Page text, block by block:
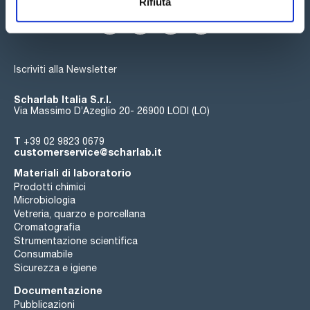
Iscriviti alla Newsletter
Scharlab Italia S.r.l.
Via Massimo D’Azeglio 20- 26900 LODI (LO)
T +39 02 9823 0679
customerservice@scharlab.it
Materiali di laboratorio
Prodotti chimici
Microbiologia
Vetreria, quarzo e porcellana
Cromatografia
Strumentazione scientifica
Consumabile
Sicurezza e igiene
Documentazione
Pubblicazioni